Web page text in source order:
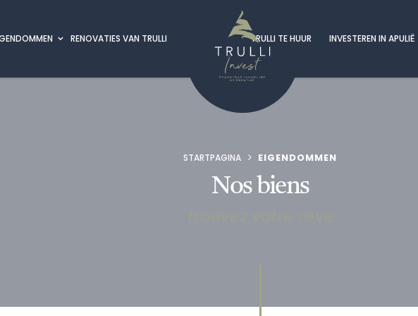
RENOVATIES VAN TRULLI TRULLI TE HUUR INVESTEREN IN APULIË
Nos biens
Trouvez votre rêve
STARTPAGINA EIGENDOMMEN